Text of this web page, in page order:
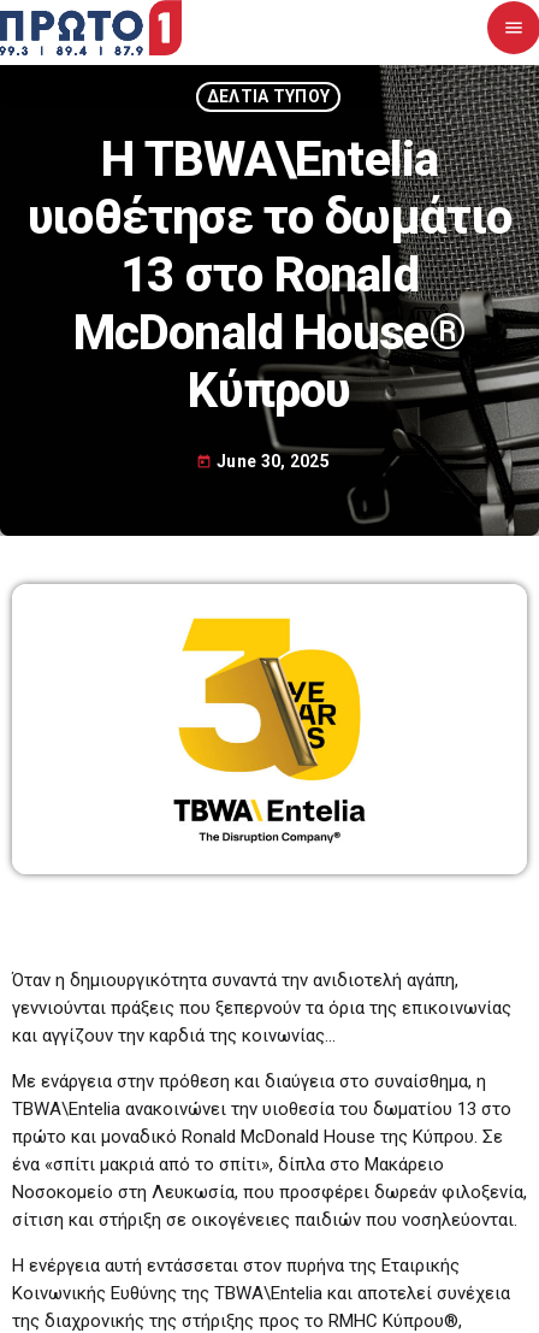
menu
close
Σχετικά με εμάς
Διαγωνισμοί
19:00 - 20:00
BEST OF ΠΡΩΙΝΑΔΙΚΟ
08:00 - 10:00
TOP 20
ΔΕΛΤΙΑ ΤΥΠΟΥ
Η TBWA\Entelia
υιοθέτησε το δωμάτιο
13 στο Ronald
McDonald House®
Κύπρου
today June 30, 2025
Όταν η δημιουργικότητα συναντά την ανιδιοτελή αγάπη,
γεννιούνται πράξεις που ξεπερνούν τα όρια της επικοινωνίας
και αγγίζουν την καρδιά της κοινωνίας…
Με ενάργεια στην πρόθεση και διαύγεια στο συναίσθημα, η
TBWA\Entelia ανακοινώνει την υιοθεσία του δωματίου 13 στο
πρώτο και μοναδικό Ronald McDonald House της Κύπρου. Σε
ένα «σπίτι μακριά από το σπίτι», δίπλα στο Μακάρειο
Νοσοκομείο στη Λευκωσία, που προσφέρει δωρεάν φιλοξενία,
σίτιση και στήριξη σε οικογένειες παιδιών που νοσηλεύονται.
Η ενέργεια αυτή εντάσσεται στον πυρήνα της Εταιρικής
Κοινωνικής Ευθύνης της TBWA\Entelia και αποτελεί συνέχεια
της διαχρονικής της στήριξης προς το RMHC Κύπρου®,